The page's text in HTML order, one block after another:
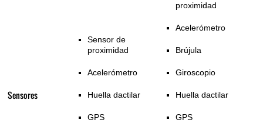
Sensores
Sensor de
proximidad
Acelerómetro
Huella dactilar
GPS
proximidad
Acelerómetro
Brújula
Giroscopio
Huella dactilar
GPS